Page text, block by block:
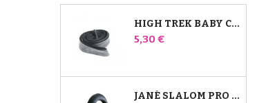
HIGH TREK BABY COMFORT -SISÄPUTKI
Hinta
5,30 €
JANÉ SLALOM PRO JA POWERTWIN RATTAIDEN SISÄKUMI